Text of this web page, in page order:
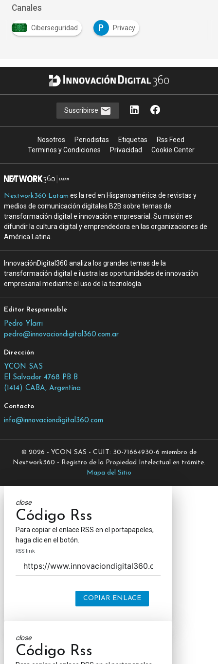
Canales
Ciberseguridad P Privacy
Suscribirse
Nosotros Periodistas Etiquetas
Rss Feed
Terminos y Condiciones
Privacidad Cookie Center
Nextwork360 Latam es la red en Hispanoamérica de revistas y
medios de comunicación digitales B2B sobre temas de
transformación digital e innovación empresarial. Su misión es
difundir la cultura digital y emprendedora en las organizaciones de
América Latina.
InnovaciónDigital360 analiza los grandes temas de la
transformación digital e ilustra las oportunidades de innovación
empresarial mediante el uso de la tecnología.
Editor Responsable
Pedro Ylarri
pedro@innovaciondigital360.com.ar
Dirección
YCON SAS
El Salvador 4768 PB B
(1414) CABA, Argentina
Contacto
info@innovaciondigital360.com
© 2026 - YCON SAS - CUIT: 30-71664930-6 miembro de
Nextwork360 - Registro de la Propiedad Intelectual en trámite.
Mapa del Sitio
close
Código Rss
Para copiar el enlace RSS en el portapapeles,
haga clic en el botón.
RSS link
COPIAR ENLACE
close
Código Rss